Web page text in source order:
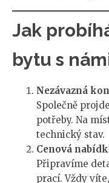
Jak
bytu s
Nezávazná
Společně
potřeby. Na
technický stav.
Cenová
Připravíme
prací. Vždy